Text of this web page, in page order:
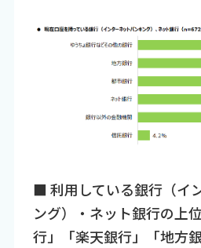
■ 利用している銀行（イ
ング）・ネット銀行の上
行」「楽天銀行」「地方銀